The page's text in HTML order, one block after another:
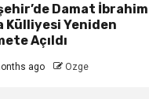
Damat İbrahim
Külliyesi Yeniden
Açıldı
ago Ozge